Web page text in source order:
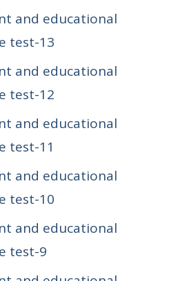
and educational
test-13
and educational
test-12
and educational
test-11
and educational
test-10
and educational
test-9